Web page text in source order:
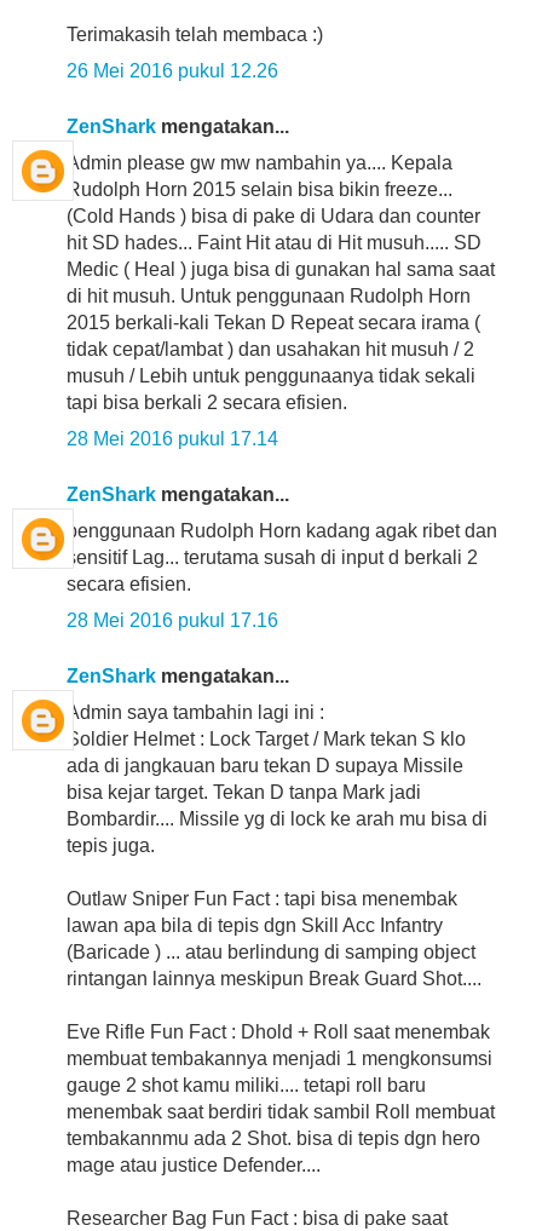
Terimakasih telah membaca :)
26 Mei 2016 pukul 12.26
ZenShark mengatakan...
Admin please gw mw nambahin ya.... Kepala
Rudolph Horn 2015 selain bisa bikin freeze...
(Cold Hands ) bisa di pake di Udara dan counter
hit SD hades... Faint Hit atau di Hit musuh..... SD
Medic ( Heal ) juga bisa di gunakan hal sama saat
di hit musuh. Untuk penggunaan Rudolph Horn
2015 berkali-kali Tekan D Repeat secara irama (
tidak cepat/lambat ) dan usahakan hit musuh / 2
musuh / Lebih untuk penggunaanya tidak sekali
tapi bisa berkali 2 secara efisien.
28 Mei 2016 pukul 17.14
ZenShark mengatakan...
penggunaan Rudolph Horn kadang agak ribet dan
sensitif Lag... terutama susah di input d berkali 2
secara efisien.
28 Mei 2016 pukul 17.16
ZenShark mengatakan...
Admin saya tambahin lagi ini :
Soldier Helmet : Lock Target / Mark tekan S klo
ada di jangkauan baru tekan D supaya Missile
bisa kejar target. Tekan D tanpa Mark jadi
Bombardir.... Missile yg di lock ke arah mu bisa di
tepis juga.
Outlaw Sniper Fun Fact : tapi bisa menembak
lawan apa bila di tepis dgn Skill Acc Infantry
(Baricade ) ... atau berlindung di samping object
rintangan lainnya meskipun Break Guard Shot....
Eve Rifle Fun Fact : Dhold + Roll saat menembak
membuat tembakannya menjadi 1 mengkonsumsi
gauge 2 shot kamu miliki.... tetapi roll baru
menembak saat berdiri tidak sambil Roll membuat
tembakannmu ada 2 Shot. bisa di tepis dgn hero
mage atau justice Defender....
Researcher Bag Fun Fact : bisa di pake saat